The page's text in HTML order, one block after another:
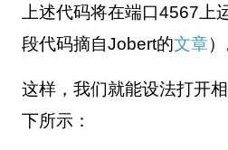
上述代码将在端口4567 上
段代码摘自Jobert的文章）
这样，我们就能设法打开
下所示：